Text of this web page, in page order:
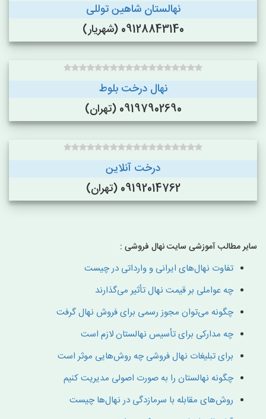
نهالستان شاهین توللی
09128843140 (شهریار)
نهال درخت بلوط
09197902690 (تهران)
درخت آنلاین
09192014762 (تهران)
سایر مطالب آموزشی سایت نهال فروشی :
تفاوت نهال‌های ایرانی و وارداتی در چیست
چه عواملی بر قیمت نهال تأثیر می‌گذارند
چگونه می‌توان مجوز رسمی برای فروش نهال گرفت
چه مدارکی برای تأسیس نهالستان لازم است
برای تبلیغات نهال فروشی چه روش‌هایی موثر است
چگونه نهالستان را به صورت اصولی مدیریت کنیم
روش‌های مقابله با سرمازدگی در نهال‌ها چیست